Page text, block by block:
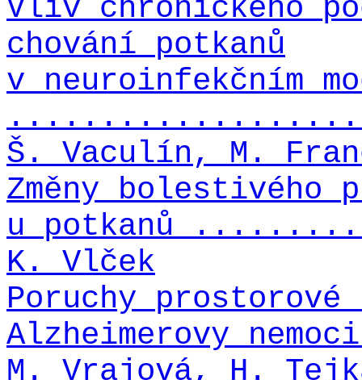
Vliv chronického
chování potkanů
v neuroinfekčním
Š. Vaculín, M.
Změny bolestivého
u potkanů
K. Vlček
Poruchy
Alzheimerovy
M. Vrajová, H.